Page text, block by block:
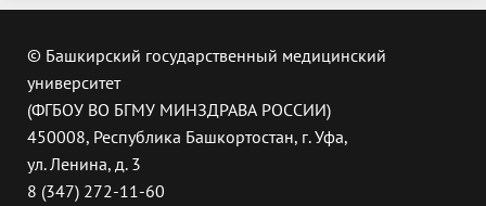
© Башкирский государственный медицинский
университет
(ФГБОУ ВО БГМУ МИНЗДРАВА РОССИИ)
450008, Республика Башкортостан, г. Уфа,
ул. Ленина, д. 3
8 (347) 272-11-60